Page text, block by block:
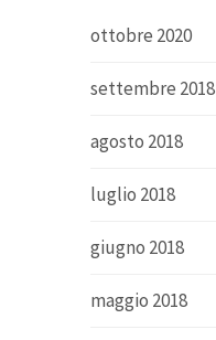
ottobre 2020
settembre 2018
agosto 2018
luglio 2018
giugno 2018
maggio 2018